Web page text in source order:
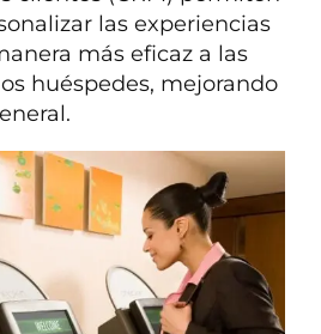
las experiencias
más eficaz a las
huéspedes, mejorando